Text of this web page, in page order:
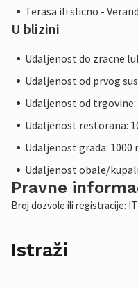
Terasa ili slicno -
U blizini
Udaljenost do zracne
Udaljenost od prvog
Udaljenost od trgovine:
Udaljenost restorana:
Udaljenost grada: 1000
Udaljenost obale/
Pravne
Broj dozvole ili registracije:
Istraži